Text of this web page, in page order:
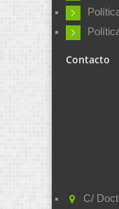
Contacto
C/